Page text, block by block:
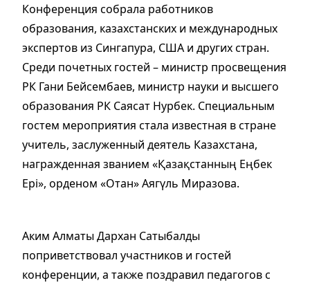
Конференция собрала работников
образования, казахстанских и международных
экспертов из Сингапура, США и других стран.
Среди почетных гостей – министр просвещения
РК Гани Бейсембаев, министр науки и высшего
образования РК Саясат Нурбек. Специальным
гостем мероприятия стала известная в стране
учитель, заслуженный деятель Казахстана,
награжденная званием «Қазақстанның Еңбек
Ерi», орденом «Отан» Аягүль Миразова.
Аким Алматы Дархан Сатыбалды
поприветствовал участников и гостей
конференции, а также поздравил педагогов с